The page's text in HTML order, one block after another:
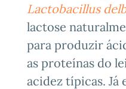
Lactobacillus
lactose
para produzir
as proteínas do
acidez típicas. Já